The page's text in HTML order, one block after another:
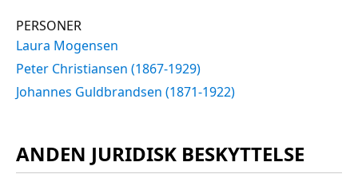
PERSONER
Laura Mogensen
Peter Christiansen (1867-1929)
Johannes Guldbrandsen (1871-1922)
ANDEN JURIDISK BESKYTTELSE